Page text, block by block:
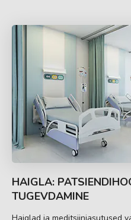
HAIGLA:
TUGEVDAMINE